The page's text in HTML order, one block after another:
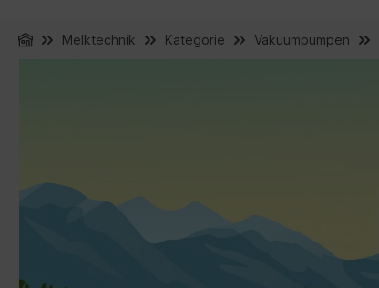
Melktechnik Kategorie Vakuumpumpen